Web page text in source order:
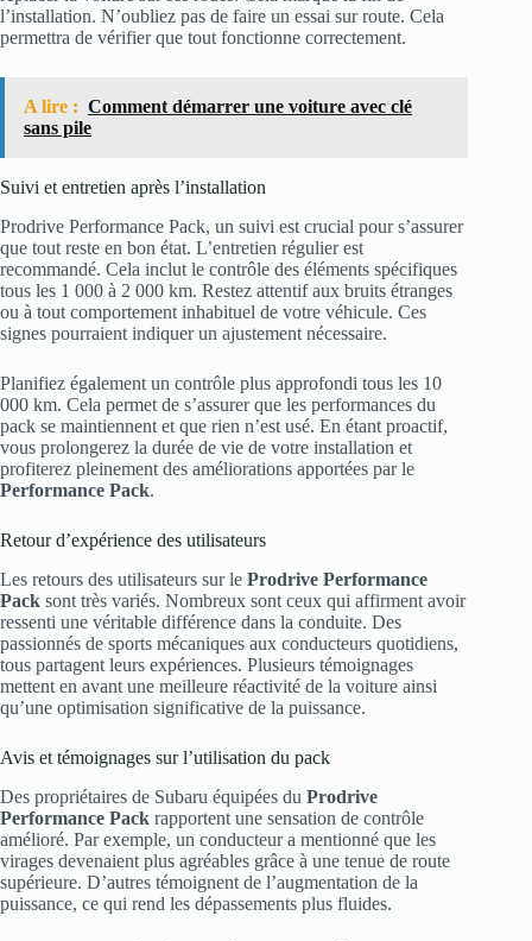
l’installation. N’oubliez pas de faire un essai sur route. Cela
permettra de vérifier que tout fonctionne correctement.
A lire : Comment démarrer une voiture avec clé
sans pile
Suivi et entretien après l’installation
Prodrive Performance Pack, un suivi est crucial pour s’assurer
que tout reste en bon état. L’entretien régulier est
recommandé. Cela inclut le contrôle des éléments spécifiques
tous les 1 000 à 2 000 km. Restez attentif aux bruits étranges
ou à tout comportement inhabituel de votre véhicule. Ces
signes pourraient indiquer un ajustement nécessaire.
Planifiez également un contrôle plus approfondi tous les 10
000 km. Cela permet de s’assurer que les performances du
pack se maintiennent et que rien n’est usé. En étant proactif,
vous prolongerez la durée de vie de votre installation et
profiterez pleinement des améliorations apportées par le
Performance Pack.
Retour d’expérience des utilisateurs
Les retours des utilisateurs sur le Prodrive Performance
Pack sont très variés. Nombreux sont ceux qui affirment avoir
ressenti une véritable différence dans la conduite. Des
passionnés de sports mécaniques aux conducteurs quotidiens,
tous partagent leurs expériences. Plusieurs témoignages
mettent en avant une meilleure réactivité de la voiture ainsi
qu’une optimisation significative de la puissance.
Avis et témoignages sur l’utilisation du pack
Des propriétaires de Subaru équipées du Prodrive
Performance Pack rapportent une sensation de contrôle
amélioré. Par exemple, un conducteur a mentionné que les
virages devenaient plus agréables grâce à une tenue de route
supérieure. D’autres témoignent de l’augmentation de la
puissance, ce qui rend les dépassements plus fluides.